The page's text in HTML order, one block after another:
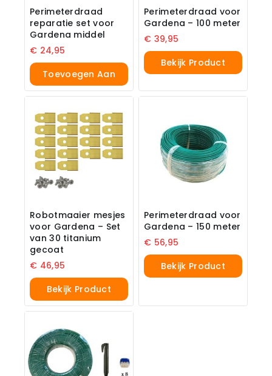
Perimeterdraad
reparatie set voor
Gardena middel
€ 24,95
Toevoegen Aan
Winkelwagen
Perimeterdraad voor
Gardena – 100 meter
€ 39,95
Bekijk Product
Robotmaaier mesjes
voor Gardena – Set
van 30 titanium
gecoat
€ 46,95
Bekijk Product
Perimeterdraad voor
Gardena – 150 meter
€ 56,95
Bekijk Product